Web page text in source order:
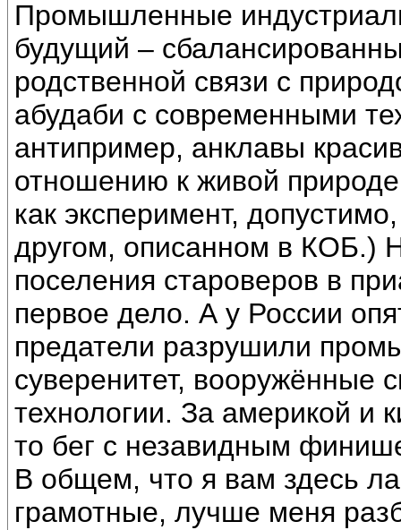
Промышленные
будущий –
родственной связи с
абудаби с современными
антипример, анклавы
отношению к живой
как эксперимент,
другом, описанном в КОБ.)
поселения староверов в
первое дело. А у России
предатели разрушили
суверенитет,
технологии. За америкой и
то бег с незавидным
В общем, что я вам здесь
грамотные, лучше меня